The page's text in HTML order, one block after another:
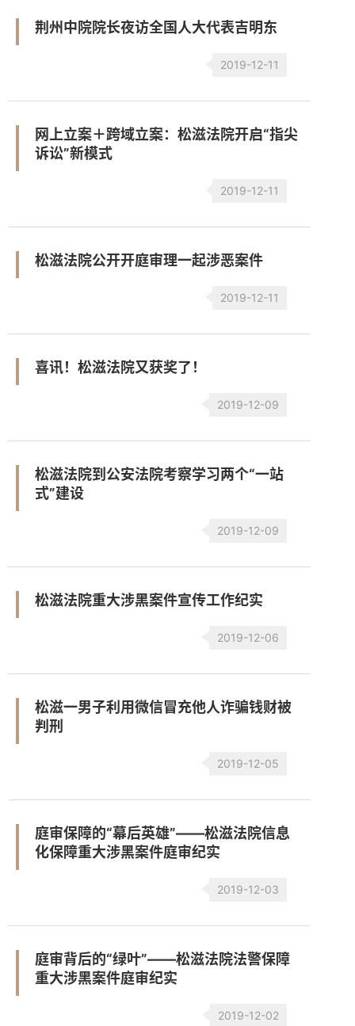
荆州中院院长夜访全国人大代表吉明东
2019-12-11
网上立案＋跨域立案：松滋法院开启“指尖
诉讼”新模式
2019-12-11
松滋法院公开开庭审理一起涉恶案件
2019-12-11
喜讯！松滋法院又获奖了！
2019-12-09
松滋法院到公安法院考察学习两个“一站
式”建设
2019-12-09
松滋法院重大涉黑案件宣传工作纪实
2019-12-06
松滋一男子利用微信冒充他人诈骗钱财被
判刑
2019-12-05
庭审保障的“幕后英雄”——松滋法院信息
化保障重大涉黑案件庭审纪实
2019-12-03
庭审背后的“绿叶”——松滋法院法警保障
重大涉黑案件庭审纪实
2019-12-02